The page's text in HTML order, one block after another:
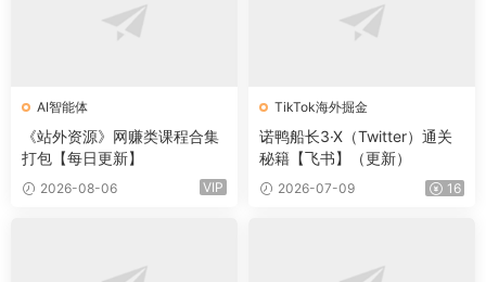
AI智能体
《站外资源》网赚类课程合集
打包【每日更新】
2026-08-06 VIP
TikTok海外掘金
诺鸭船长3·X（Twitter）通关
秘籍【飞书】（更新）
2026-07-09 16